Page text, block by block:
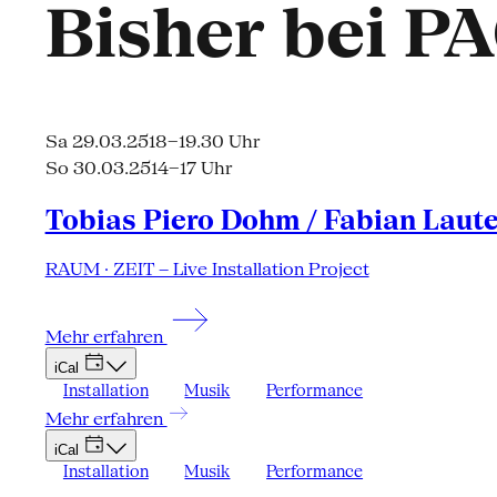
Bisher bei
Sa 29.03.2518–19.30 Uhr
So 30.03.2514–17 Uhr
Tobias Piero Dohm / Fabian Laute
RAUM · ZEIT – Live Installation Project
Mehr erfahren
iCal
Installation Musik Performance
Mehr erfahren
iCal
Installation Musik Performance